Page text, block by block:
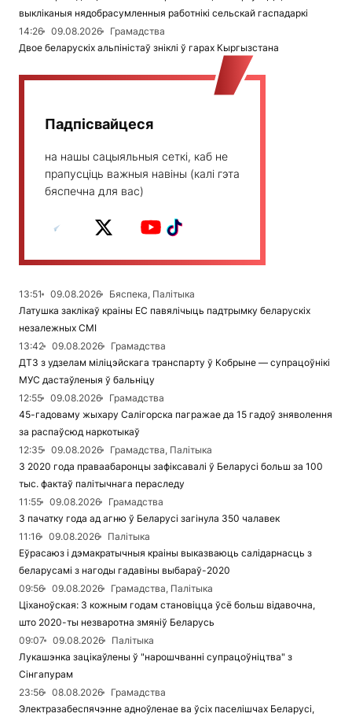
выкліканыя нядобрасумленныя работнікі сельскай гаспадаркі
14:26
09.08.2026
Грамадства
Двое беларускіх альпіністаў зніклі ў гарах Кыргызстана
Падпісвайцеся
на нашы сацыяльныя сеткі, каб не
прапусціць важныя навіны (калі гэта
бяспечна для вас)
13:51 09.08.2026
Бяспека, Палітыка
Латушка заклікаў краіны ЕС павялічыць падтрымку беларускіх
незалежных СМІ
13:42
09.08.2026
Грамадства
ДТЗ з удзелам міліцэйскага транспарту ў Кобрыне — супрацоўнікі
МУС дастаўленыя ў бальніцу
12:55
09.08.2026
Грамадства
45-гадоваму жыхару Салігорска пагражае да 15 гадоў зняволення
за распаўсюд наркотыкаў
12:35
09.08.2026
Грамадства, Палітыка
З 2020 года праваабаронцы зафіксавалі ў Беларусі больш за 100
тыс. фактаў палітычнага пераследу
11:55
09.08.2026
Грамадства
З пачатку года ад агню ў Беларусі загінула 350 чалавек
11:16
09.08.2026
Палітыка
Еўрасаюз і дэмакратычныя краіны выказваюць салідарнасць з
беларусамі з нагоды гадавіны выбараў-2020
09:56
09.08.2026
Грамадства, Палітыка
Ціханоўская: З кожным годам становіцца ўсё больш відавочна,
што 2020-ты незваротна змяніў Беларусь
09:07
09.08.2026
Палітыка
Лукашэнка зацікаўлены ў "нарошчванні супрацоўніцтва" з
Сінгапурам
23:56
08.08.2026
Грамадства
Электразабеспячэнне адноўленае ва ўсіх паселішчах Беларусі,